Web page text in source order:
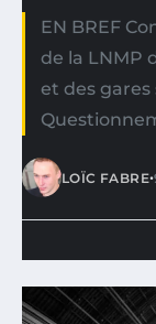
EN BREF
de la LNMP
et des gares
LOÏC FABRE•